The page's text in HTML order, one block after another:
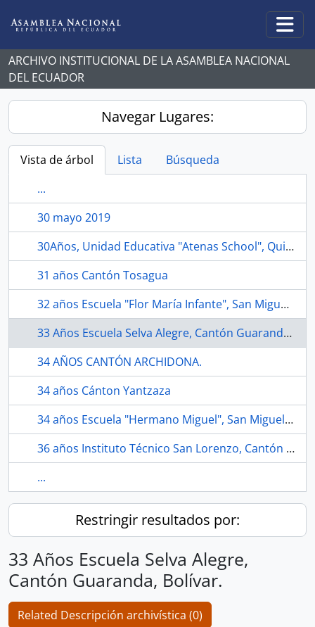
ARCHIVO INSTITUCIONAL DE LA ASAMBLEA NACIONAL
DEL ECUADOR
Navegar Lugares:
Vista de árbol Lista
Búsqueda
...
30 mayo 2019
30Años, Unidad Educativa "Atenas School", Quito.
31 años Cantón Tosagua
32 años Escuela "Flor María Infante", San Miguel, Bolívar.
33 Años Escuela Selva Alegre, Cantón Guaranda, Bolívar.
34 AÑOS CANTÓN ARCHIDONA.
34 años Cánton Yantzaza
34 años Escuela "Hermano Miguel", San Miguel, Bolívar.
36 años Instituto Técnico San Lorenzo, Cantón Guaranda, Bolívar.
...
Restringir resultados por:
33 Años Escuela Selva Alegre,
Cantón Guaranda, Bolívar.
Related Descripción archivística (0)